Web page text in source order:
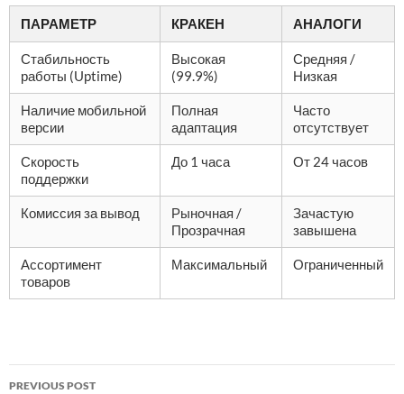
ПАРАМЕТР КРАКЕН АНАЛОГИ
Стабильность
работы (Uptime)
Высокая
(99.9%)
Средняя /
Низкая
Наличие мобильной
версии
Полная
адаптация
Часто
отсутствует
Скорость
поддержки
До 1 часа От 24 часов
Комиссия за вывод
Рыночная /
Прозрачная
Зачастую
завышена
Ассортимент
товаров
Максимальный Ограниченный
Post
PREVIOUS POST